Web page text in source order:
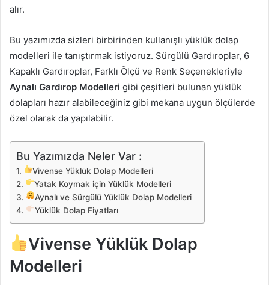
alır.
Bu yazımızda sizleri birbirinden kullanışlı yüklük dolap
modelleri ile tanıştırmak istiyoruz. Sürgülü Gardıroplar, 6
Kapaklı Gardıroplar, Farklı Ölçü ve Renk Seçenekleriyle
Aynalı Gardırop Modelleri gibi çeşitleri bulunan yüklük
dolapları hazır alabileceğiniz gibi mekana uygun ölçülerde
özel olarak da yapılabilir.
Bu Yazımızda Neler Var :
Vivense Yüklük Dolap Modelleri
Yatak Koymak için Yüklük Modelleri
Aynalı ve Sürgülü Yüklük Dolap Modelleri
Yüklük Dolap Fiyatları
Vivense Yüklük Dolap
Modelleri